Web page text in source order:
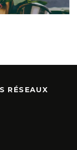
RÉSEAUX